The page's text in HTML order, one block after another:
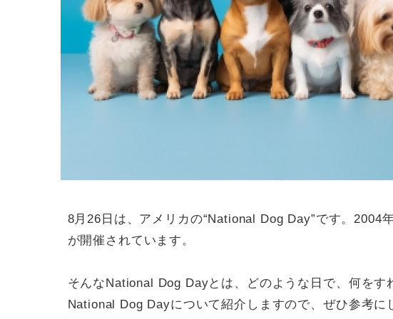
8月26日は、アメリカの“National Dog Day”です。2004
が開催されています。
そんなNational Dog Dayとは、どのような日で、何をす
National Dog Dayについて紹介しますので、ぜひ参考に